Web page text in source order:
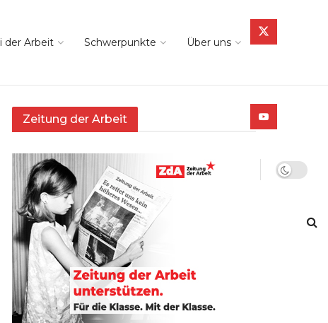
der Arbeit Schwerpunkte Über uns
Zeitung der Arbeit